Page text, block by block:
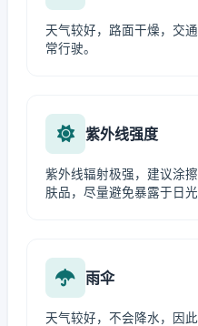
天气较好，路面干燥，交
常行驶。
紫外线强度
紫外线辐射极强，建议涂
肤品，尽量避免暴露于日光
雨伞
天气较好，不会降水，因